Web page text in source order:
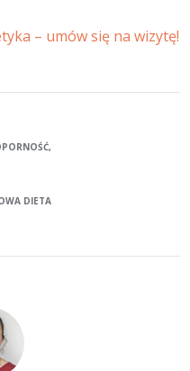
– umów się na wizytę!
DIETA